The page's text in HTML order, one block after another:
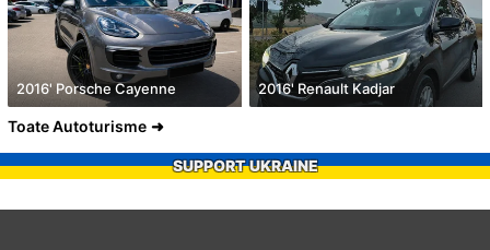
2016' Porsche Cayenne 2016' Renault Kadjar
Toate Autoturisme
SUPPORT UKRAINE